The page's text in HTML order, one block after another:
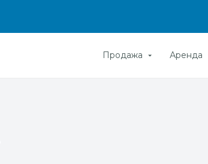
Продажа Аренда